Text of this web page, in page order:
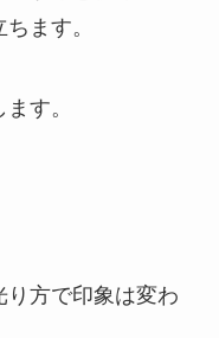
ます。
す。
り方で印象は変わ